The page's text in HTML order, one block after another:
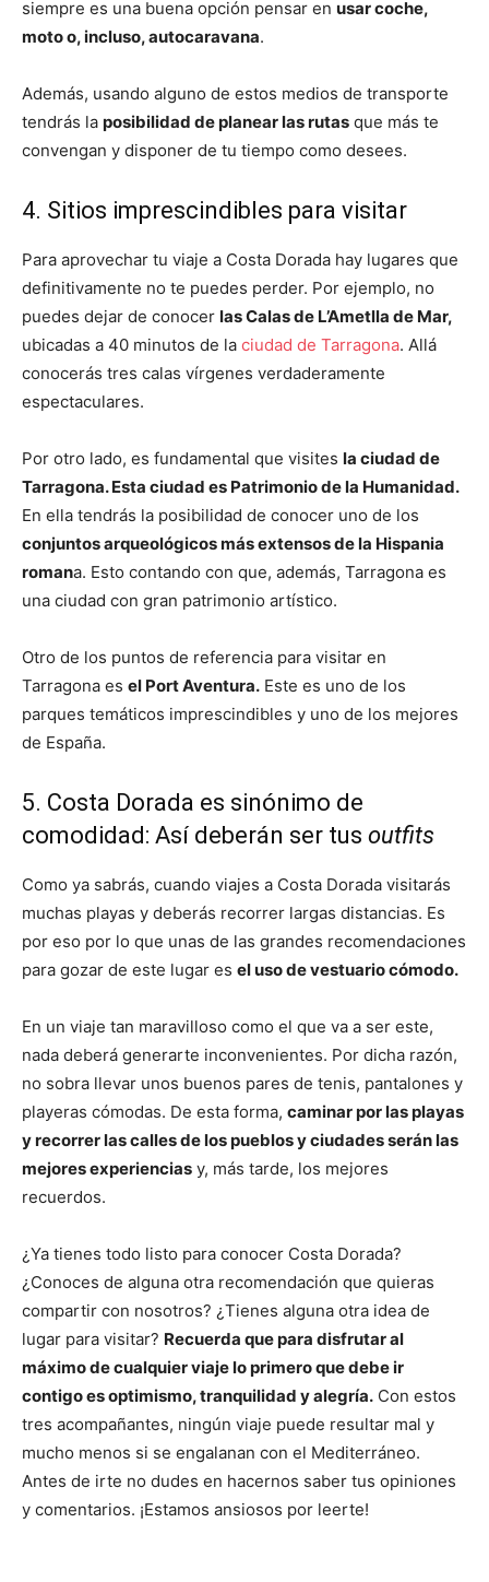
siempre es una buena opción pensar en usar coche,
moto o, incluso, autocaravana.
Además, usando alguno de estos medios de transporte
tendrás la posibilidad de planear las rutas que más te
convengan y disponer de tu tiempo como desees.
4. Sitios imprescindibles para visitar
Para aprovechar tu viaje a Costa Dorada hay lugares que
definitivamente no te puedes perder. Por ejemplo, no
puedes dejar de conocer las Calas de L’Ametlla de Mar,
ubicadas a 40 minutos de la ciudad de Tarragona. Allá
conocerás tres calas vírgenes verdaderamente
espectaculares.
Por otro lado, es fundamental que visites la ciudad de
Tarragona. Esta ciudad es Patrimonio de la Humanidad.
En ella tendrás la posibilidad de conocer uno de los
conjuntos arqueológicos más extensos de la Hispania
romana. Esto contando con que, además, Tarragona es
una ciudad con gran patrimonio artístico.
Otro de los puntos de referencia para visitar en
Tarragona es el Port Aventura. Este es uno de los
parques temáticos imprescindibles y uno de los mejores
de España.
5. Costa Dorada es sinónimo de
comodidad: Así deberán ser tus outfits
Como ya sabrás, cuando viajes a Costa Dorada visitarás
muchas playas y deberás recorrer largas distancias. Es
por eso por lo que unas de las grandes recomendaciones
para gozar de este lugar es el uso de vestuario cómodo.
En un viaje tan maravilloso como el que va a ser este,
nada deberá generarte inconvenientes. Por dicha razón,
no sobra llevar unos buenos pares de tenis, pantalones y
playeras cómodas. De esta forma, caminar por las playas
y recorrer las calles de los pueblos y ciudades serán las
mejores experiencias y, más tarde, los mejores
recuerdos.
¿Ya tienes todo listo para conocer Costa Dorada?
¿Conoces de alguna otra recomendación que quieras
compartir con nosotros? ¿Tienes alguna otra idea de
lugar para visitar? Recuerda que para disfrutar al
máximo de cualquier viaje lo primero que debe ir
contigo es optimismo, tranquilidad y alegría. Con estos
tres acompañantes, ningún viaje puede resultar mal y
mucho menos si se engalanan con el Mediterráneo.
Antes de irte no dudes en hacernos saber tus opiniones
y comentarios. ¡Estamos ansiosos por leerte!